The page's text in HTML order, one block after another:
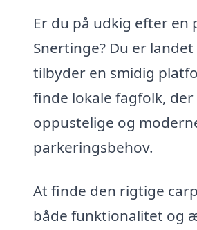
Er du på udkig efter en
Snertinge? Du er
tilbyder en smidig
finde lokale fagfolk, der
oppustelige og
parkeringsbehov.
At finde den rigtige
både funktionalitet og